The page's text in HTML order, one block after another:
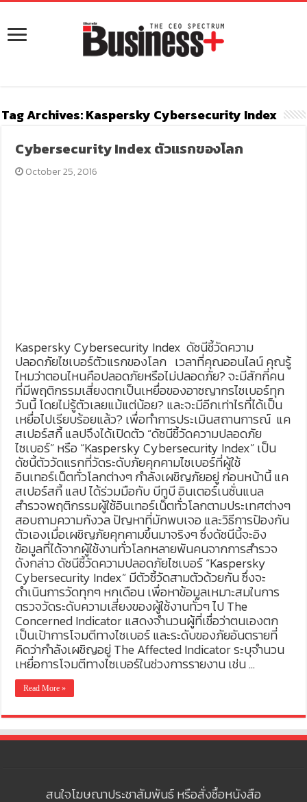
Tag Archives:Kaspersky Cybersecurity Index
Cybersecurity Index ตัวแรกของโลก
October 25, 2016
Kaspersky Cybersecurity Index ดัชนีชี้วัดความ
ปลอดภัยไซเบอร์ตัวแรกของโลก เวลาที่คุณออนไลน์ คุณรู้
ไหมว่าตอนไหนคือปลอดภัยหรือไม่ปลอดภัย? จะมีสักกี่คน
ที่มีพฤติกรรมเสี่ยงตกเป็นเหยื่อของอาชญากรไซเบอร์ทุก
วันนี้ โดยไม่รู้ตัวเลยแม้แต่น้อย? และจะมีอีกเท่าไรที่ได้เป็น
เหยื่อไปเรียบร้อยแล้ว? เพื่อทำการประเมินสถานการณ์ แค
สเปอร์สกี้ แลปจึงได้เปิดตัว “ดัชนีชี้วัดความปลอดภัย
ไซเบอร์” หรือ “Kaspersky Cybersecurity Index” เป็น
ดัชนี้ตัววัดแรกที่วัดระดับภัยคุกคามไซเบอร์ที่ผู้ใช้
อินเทอร์เน็ตทั่วโลกต่างๆ กำลังเผชิญภัยอยู่ ก่อนหน้านี้ แค
สเปอร์สกี้ แลป ได้ร่วมมือกับ บีทูบี อินเตอร์เนชั่นแนล
สำรวจพฤติกรรมผู้ใช้อินเทอร์เน็ตทั่วโลกตามประเทศต่างๆ
สอบถามความกังวล ปัญหาที่มักพบเจอ และวิธีการป้องกัน
ตัวเองเมื่อเผชิญภัยคุกคามขึ้นมาจริงๆ ซึ่งดัชนีนี้จะอิง
ข้อมูลที่ได้จากผู้ใช้งานทั่วโลกหลายพันคนจากการสำรวจ
ดังกล่าว ดัชนีชี้วัดความปลอดภัยไซเบอร์ “Kaspersky
Cybersecurity Index” มีตัวชี้วัดสามตัวด้วยกัน ซึ่งจะ
ดำเนินการวัดทุกๆ หกเดือน เพื่อหาข้อมูลเหมาะสมในการ
ตรวจวัดระดับความเสี่ยงของผู้ใช้งานทั่วๆ ไป The
Concerned Indicator แสดงจำนวนผู้ที่เชื่อว่าตนเองตก
เป็นเป้าการโจมตีทางไซเบอร์ และระดับของภัยอันตรายที่
คิดว่ากำลังเผชิญอยู่ The Affected Indicator ระบุจำนวน
เหยื่อการโจมตีทางไซเบอร์ในช่วงการรายงาน เช่น …
Read More »
สนใจโฆษณาประชาสัมพันธ์ หรือสั่งซื้อหนังสือ